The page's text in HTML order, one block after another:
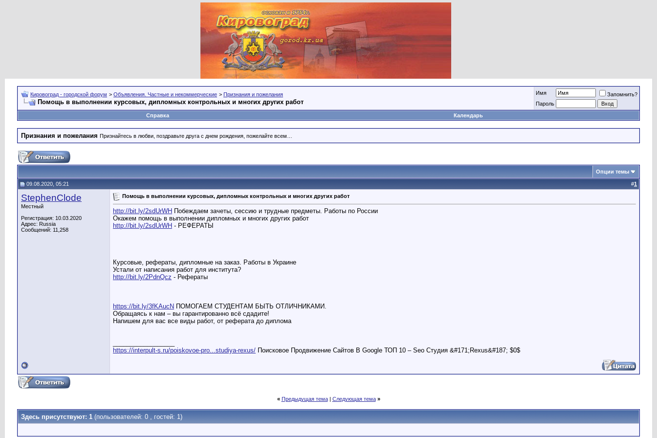
Кировоград - городской форум > Объявления. Частные и некоммерческие > Признания и пожелания
Помощь в выполнении курсовых, дипломных контрольных и многих других работ
Имя
Запомнить?
Пароль
Справка
Календарь
Признания и пожелания Признайтесь в любви, поздравьте друга с днем рождения, пожелайте всем…
Опции темы
09.08.2020, 05:21 #1
StephenClode
Местный
Регистрация: 10.03.2020
Адрес: Russia
Сообщений: 11,258
Помощь в выполнении курсовых, дипломных контрольных и многих других работ
http://bit.ly/2sdUrWH Побеждаем зачеты, сессию и трудные предметы. Работы по России
Окажем помощь в выполнении дипломных и многих других работ
http://bit.ly/2sdUrWH - РЕФЕРАТЫ
Курсовые, рефераты, дипломные на заказ. Работы в Украине
Устали от написания работ для института?
http://bit.ly/2PdnQcz - Рефераты
https://bit.ly/3fKAucN ПОМОГАЕМ СТУДЕНТАМ БЫТЬ ОТЛИЧНИКАМИ.
Обращаясь к нам – вы гарантированно всё сдадите!
Напишем для вас все виды работ, от реферата до диплома
https://interpult-s.ru/poiskovoe-pro...studiya-rexus/ Поисковое Продвижение Сайтов В Google ТОП 10 – Seo Студия &#171;Rexus&#187; $0$
« Предыдущая тема| Следующая тема »
Здесь присутствуют: 1 (пользователей: 0 , гостей: 1)